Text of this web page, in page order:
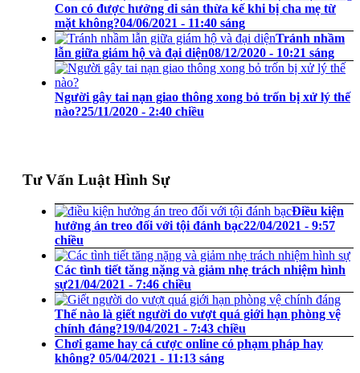
Con có được hưởng di sản thừa kế khi bị cha mẹ từ
mặt không?04/06/2021 - 11:40 sáng
Tránh nhầm
lẫn giữa giám hộ và đại diện08/12/2020 - 10:21 sáng
Người gây tai nạn giao thông xong bỏ trốn bị xử lý thế
nào?25/11/2020 - 2:40 chiều
Tư Vấn Luật Hình Sự
Điều kiện
hưởng án treo đối với tội đánh bạc22/04/2021 - 9:57
chiều
Các tình tiết tăng nặng và giảm nhẹ trách nhiệm hình
sự21/04/2021 - 7:46 chiều
Thế nào là giết người do vượt quá giới hạn phòng vệ
chính đáng?19/04/2021 - 7:43 chiều
Chơi game hay cá cược online có phạm pháp hay
không? 05/04/2021 - 11:13 sáng